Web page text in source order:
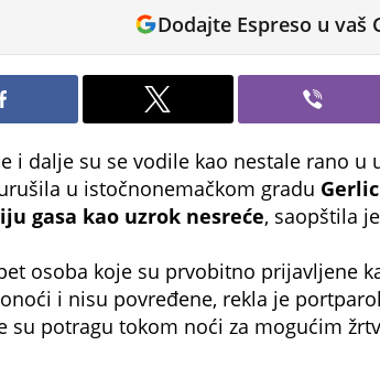
Dodajte Espreso u vaš
i dalje su se vodile kao nestale rano u
u istočnonemačkom gradu
gasa kao uzrok nesreće, saopštila
osoba koje su prvobitno prijavljene
i nisu povređene, rekla je
su potragu tokom noći za mogućim